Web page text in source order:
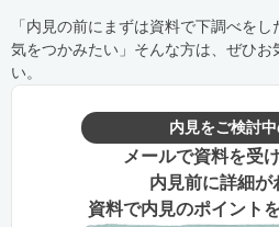
「内見の前にまずは資料で下調べを
気をつかみたい」そんな方は、ぜひお
い。
内見をご検討
メールで資料を受
内見前に詳細が
資料で内見のポイント